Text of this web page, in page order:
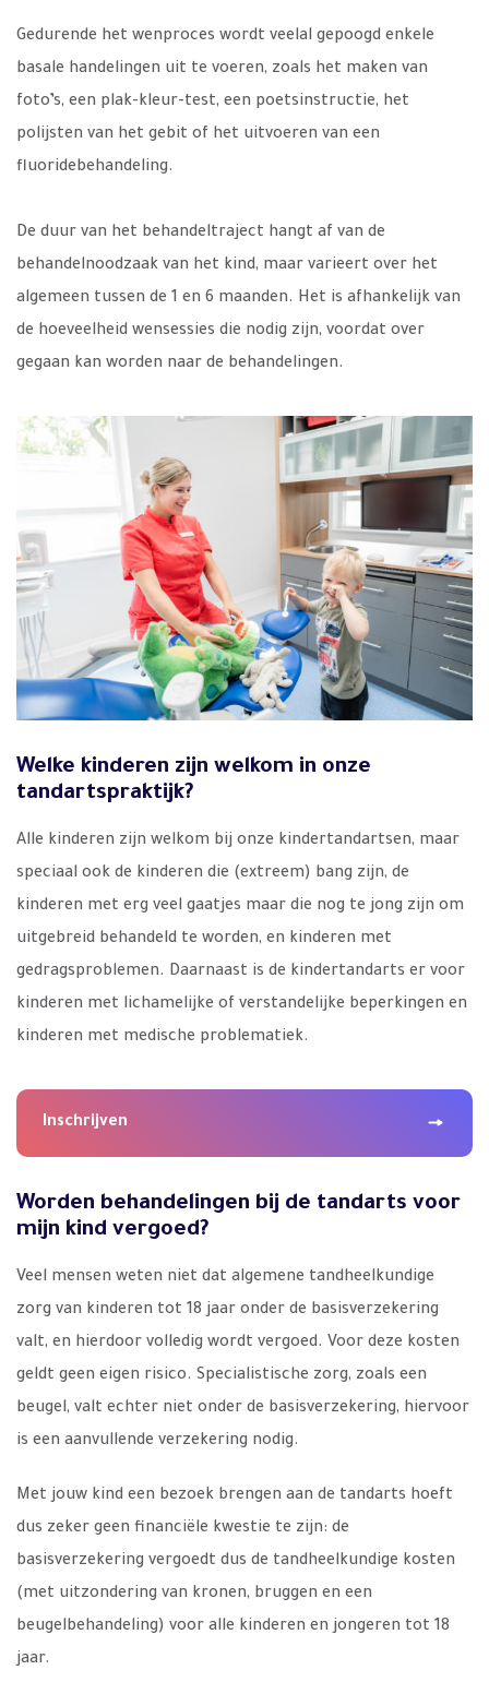
Gedurende het wenproces wordt veelal gepoogd enkele
basale handelingen uit te voeren, zoals het maken van
foto’s, een plak-kleur-test, een poetsinstructie, het
polijsten van het gebit of het uitvoeren van een
fluoridebehandeling.
De duur van het behandeltraject hangt af van de
behandelnoodzaak van het kind, maar varieert over het
algemeen tussen de 1 en 6 maanden. Het is afhankelijk van
de hoeveelheid wensessies die nodig zijn, voordat over
gegaan kan worden naar de behandelingen.
Welke kinderen zijn welkom in onze
tandartspraktijk?
Alle kinderen zijn welkom bij onze kindertandartsen, maar
speciaal ook de kinderen die (extreem) bang zijn, de
kinderen met erg veel gaatjes maar die nog te jong zijn om
uitgebreid behandeld te worden, en kinderen met
gedragsproblemen. Daarnaast is de kindertandarts er voor
kinderen met lichamelijke of verstandelijke beperkingen en
kinderen met medische problematiek.
Inschrijven
Worden behandelingen bij de tandarts voor
mijn kind vergoed?
Veel mensen weten niet dat algemene tandheelkundige
zorg van kinderen tot 18 jaar onder de basisverzekering
valt, en hierdoor volledig wordt vergoed. Voor deze kosten
geldt geen eigen risico. Specialistische zorg, zoals een
beugel, valt echter niet onder de basisverzekering, hiervoor
is een aanvullende verzekering nodig.
Met jouw kind een bezoek brengen aan de tandarts hoeft
dus zeker geen financiële kwestie te zijn: de
basisverzekering vergoedt dus de tandheelkundige kosten
(met uitzondering van kronen, bruggen en een
beugelbehandeling) voor alle kinderen en jongeren tot 18
jaar.